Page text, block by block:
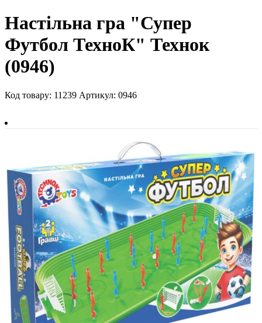
Настільна гра "Супер
Футбол ТехноК" Технок
(0946)
Код товару: 11239 Артикул: 0946